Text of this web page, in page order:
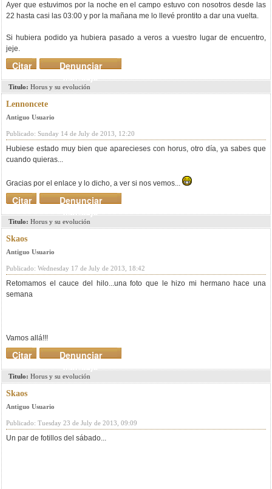
Ayer que estuvimos por la noche en el campo estuvo con nosotros desde las
22 hasta casi las 03:00 y por la mañana me lo llevé prontito a dar una vuelta.
Si hubiera podido ya hubiera pasado a veros a vuestro lugar de encuentro,
jeje.
Denunciar
mensaje
Citar
Titulo: Horus y su evolución
Lennoncete
Antiguo Usuario
Publicado: Sunday 14 de July de 2013, 12:20
Hubiese estado muy bien que aparecieses con horus, otro día, ya sabes que
cuando quieras...
Gracias por el enlace y lo dicho, a ver si nos vemos...
Denunciar
mensaje
Citar
Titulo: Horus y su evolución
Skaos
Antiguo Usuario
Publicado: Wednesday 17 de July de 2013, 18:42
Retomamos el cauce del hilo...una foto que le hizo mi hermano hace una
semana
Vamos allá!!!
Denunciar
mensaje
Citar
Titulo: Horus y su evolución
Skaos
Antiguo Usuario
Publicado: Tuesday 23 de July de 2013, 09:09
Un par de fotillos del sábado...